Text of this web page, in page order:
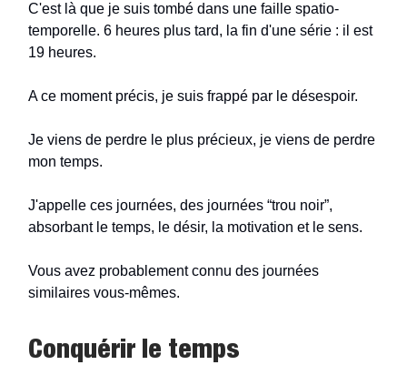
C'est là que je suis tombé dans une faille spatio-
temporelle. 6 heures plus tard, la fin d'une série : il est
19 heures.
A ce moment précis, je suis frappé par le désespoir.
Je viens de perdre le plus précieux, je viens de perdre
mon temps.
J'appelle ces journées, des journées “trou noir”,
absorbant le temps, le désir, la motivation et le sens.
Vous avez probablement connu des journées
similaires vous-mêmes.
Conquérir le temps